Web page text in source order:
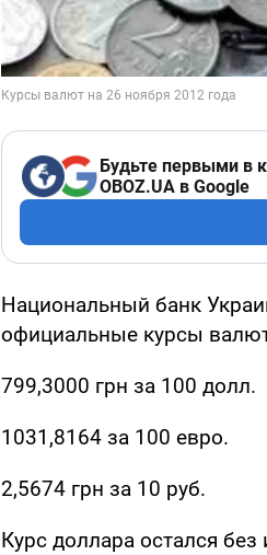
Будьте первыми в
OBOZ.UA в Google
Национальный банк
официальные курсы
799,3000 грн за 100 долл.
1031,8164 за 100 евро.
2,5674 грн за 10 руб.
Курс доллара остался